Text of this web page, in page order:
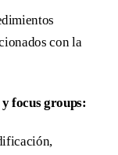
con la
focus groups: